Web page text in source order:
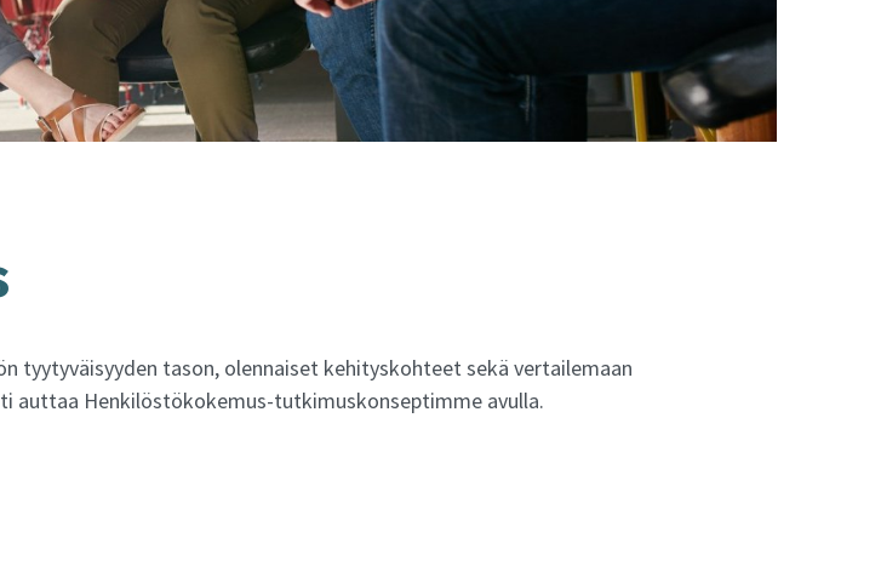
tyytyväisyyden tason, olennaiset kehityskohteet sekä vertailemaan
auttaa Henkilöstökokemus-tutkimuskonseptimme avulla.